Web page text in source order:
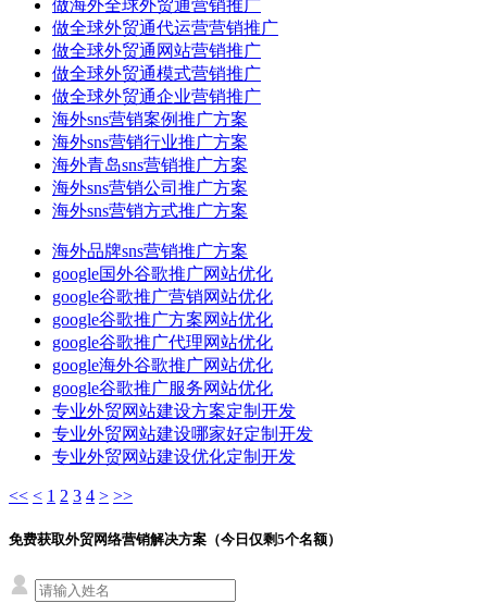
做海外全球外贸通营销推广
做全球外贸通代运营营销推广
做全球外贸通网站营销推广
做全球外贸通模式营销推广
做全球外贸通企业营销推广
海外sns营销案例推广方案
海外sns营销行业推广方案
海外青岛sns营销推广方案
海外sns营销公司推广方案
海外sns营销方式推广方案
海外品牌sns营销推广方案
google国外谷歌推广网站优化
google谷歌推广营销网站优化
google谷歌推广方案网站优化
google谷歌推广代理网站优化
google海外谷歌推广网站优化
google谷歌推广服务网站优化
专业外贸网站建设方案定制开发
专业外贸网站建设哪家好定制开发
专业外贸网站建设优化定制开发
<< < 1 2 3 4 > >>
免费获取外贸网络营销解决方案（今日仅剩5个名额）